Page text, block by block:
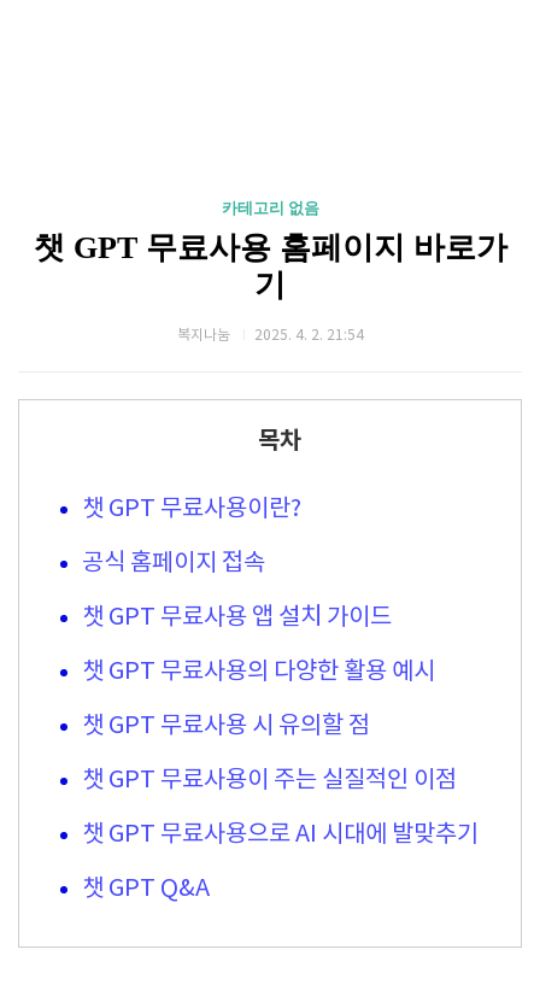
카테고리 없음
챗 GPT 무료사용 홈페이지 바로가
기
복지나눔 2025. 4. 2. 21:54
목차
챗 GPT 무료사용이란?
공식 홈페이지 접속
챗 GPT 무료사용 앱 설치 가이드
챗 GPT 무료사용의 다양한 활용 예시
챗 GPT 무료사용 시 유의할 점
챗 GPT 무료사용이 주는 실질적인 이점
챗 GPT 무료사용으로 AI 시대에 발맞추기
챗 GPT Q&A